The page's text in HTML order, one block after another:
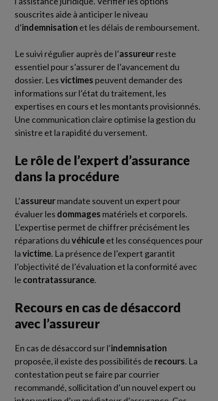
souscrites aide à anticiper le niveau
d’indemnisation et les délais de remboursement.
Le suivi régulier auprès de l’assureurreste
essentiel pour s’assurer de l’avancement du
dossier. Lesvictimes peuvent demander des
informations sur l’état du traitement, les
expertises en cours et les montants provisionnés.
Une communication claire optimise la gestion du
sinistre et la rapidité du versement.
Le rôle de l’expert d’assurance
dans la procédure
L’assureurmandate souvent un expert pour
évaluer les dommages matériels et corporels.
L’expertise permet de chiffrer précisément les
réparations duvéhiculeet les conséquences pour
lavictime. La présence de l’expert garantit
l’objectivité de l’évaluation et la conformité avec
le contratassurance.
Recours en cas de désaccord
avec l’assureur
En cas de désaccord sur l’indemnisation
proposée, il existe des possibilités de recours. La
contestation peut se faire par courrier
recommandé, sollicitation d’un nouvel expert ou